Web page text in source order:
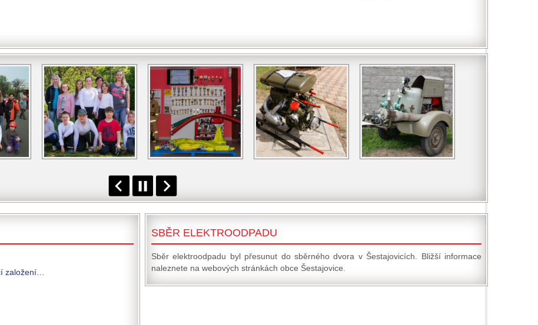
založení…
SBĚR ELEKTROODPADU
Sběr elektroodpadu byl přesunut do sběrného dvora v Šestajovicích. Bližší informace
naleznete na webových stránkách obce Šestajovice.